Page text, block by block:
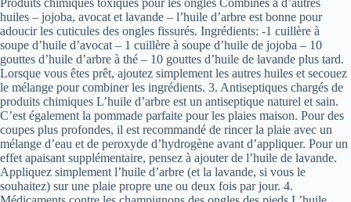
Produits chimiques toxiques pour les ongles Combinés à d’autres
huiles – jojoba, avocat et lavande – l’huile d’arbre est bonne pour
adoucir les cuticules des ongles fissurés. Ingrédients: -1 cuillère à
soupe d’huile d’avocat – 1 cuillère à soupe d’huile de jojoba – 10
gouttes d’huile d’arbre à thé – 10 gouttes d’huile de lavande plus tard.
Lorsque vous êtes prêt, ajoutez simplement les autres huiles et secouez
le mélange pour combiner les ingrédients. 3. Antiseptiques chargés de
produits chimiques L’huile d’arbre est un antiseptique naturel et sain.
C’est également la pommade parfaite pour les plaies maison. Pour des
coupes plus profondes, il est recommandé de rincer la plaie avec un
mélange d’eau et de peroxyde d’hydrogène avant d’appliquer. Pour un
effet apaisant supplémentaire, pensez à ajouter de l’huile de lavande.
Appliquez simplement l’huile d’arbre (et la lavande, si vous le
souhaitez) sur une plaie propre une ou deux fois par jour. 4.